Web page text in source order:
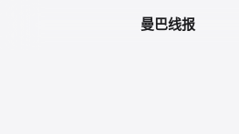
曼巴线报